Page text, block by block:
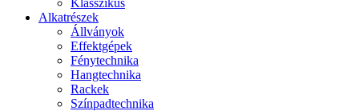
Klasszikus
Alkatrészek
Állványok
Effektgépek
Fénytechnika
Hangtechnika
Rackek
Színpadtechnika